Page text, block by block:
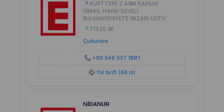
KURTTEPE 2 ASM KARŞISI
İSMAİL HAKKI DEVELİ
BULVARISOSYETE PAZARI ÜSTÜ
71525 SK
Çukurova
+90 546 537 1881
Yol tarifi (68 m)
NİDANUR